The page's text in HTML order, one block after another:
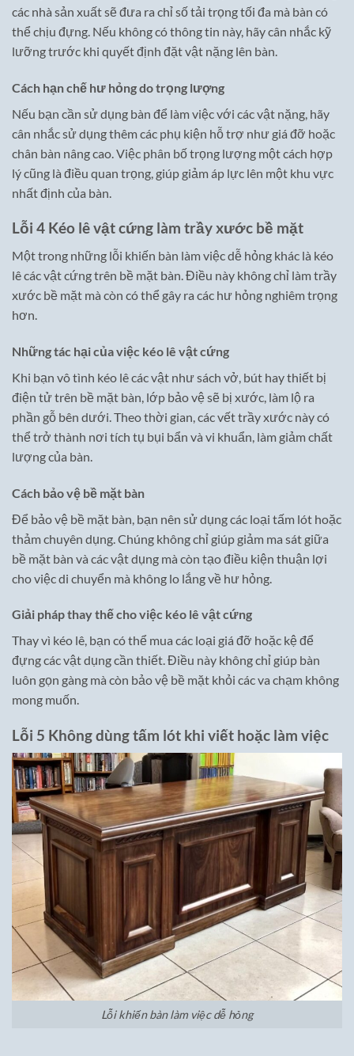
các nhà sản xuất sẽ đưa ra chỉ số tải trọng tối đa mà bàn có
thể chịu đựng. Nếu không có thông tin này, hãy cân nhắc kỹ
lưỡng trước khi quyết định đặt vật nặng lên bàn.
Cách hạn chế hư hỏng do trọng lượng
Nếu bạn cần sử dụng bàn để làm việc với các vật nặng, hãy
cân nhắc sử dụng thêm các phụ kiện hỗ trợ như giá đỡ hoặc
chân bàn nâng cao. Việc phân bố trọng lượng một cách hợp
lý cũng là điều quan trọng, giúp giảm áp lực lên một khu vực
nhất định của bàn.
Lỗi 4 Kéo lê vật cứng làm trầy xước bề mặt
Một trong những lỗi khiến bàn làm việc dễ hỏng khác là kéo
lê các vật cứng trên bề mặt bàn. Điều này không chỉ làm trầy
xước bề mặt mà còn có thể gây ra các hư hỏng nghiêm trọng
hơn.
Những tác hại của việc kéo lê vật cứng
Khi bạn vô tình kéo lê các vật như sách vở, bút hay thiết bị
điện tử trên bề mặt bàn, lớp bảo vệ sẽ bị xước, làm lộ ra
phần gỗ bên dưới. Theo thời gian, các vết trầy xước này có
thể trở thành nơi tích tụ bụi bẩn và vi khuẩn, làm giảm chất
lượng của bàn.
Cách bảo vệ bề mặt bàn
Để bảo vệ bề mặt bàn, bạn nên sử dụng các loại tấm lót hoặc
thảm chuyên dụng. Chúng không chỉ giúp giảm ma sát giữa
bề mặt bàn và các vật dụng mà còn tạo điều kiện thuận lợi
cho việc di chuyển mà không lo lắng về hư hỏng.
Giải pháp thay thế cho việc kéo lê vật cứng
Thay vì kéo lê, bạn có thể mua các loại giá đỡ hoặc kệ để
đựng các vật dụng cần thiết. Điều này không chỉ giúp bàn
luôn gọn gàng mà còn bảo vệ bề mặt khỏi các va chạm không
mong muốn.
Lỗi 5 Không dùng tấm lót khi viết hoặc làm việc
Lỗi khiến bàn làm việc dễ hỏng